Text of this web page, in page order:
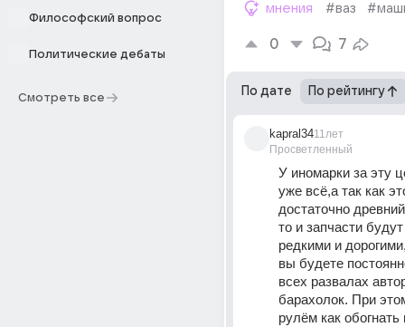
Философский вопрос
Политические дебаты
Смотреть все
мнения #ваз
0 7
По дате По рейтингу
kapral34
Просветленный
11лет
У иномарки за эту
уже всё,а так как
достаточно
то и запчасти
редкими и
вы будете
всех развалах
барахолок. При
рулём как обогнать